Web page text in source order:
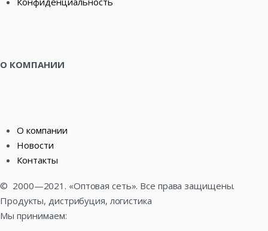
О КОМПАНИИ
О компании
Новости
Контакты
© 2000—2021. «Оптовая сеть». Все права защищены.
Продукты, дистрибуция, логистика
Мы принимаем: